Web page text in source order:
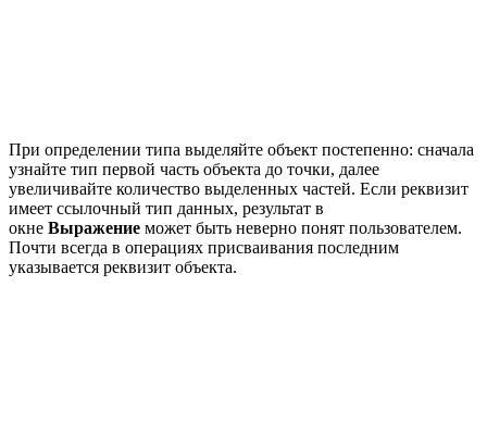
При определении типа выделяйте объект постепенно: сначала
узнайте тип первой часть объекта до точки, далее
увеличивайте количество выделенных частей. Если реквизит
имеет ссылочный тип данных, результат в
окне Выражение может быть неверно понят пользователем.
Почти всегда в операциях присваивания последним
указывается реквизит объекта.